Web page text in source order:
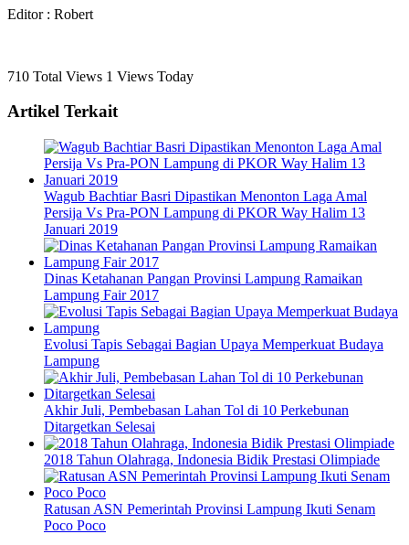
Editor : Robert
710 Total Views 1 Views Today
Artikel Terkait
Wagub Bachtiar Basri Dipastikan Menonton Laga Amal
Persija Vs Pra-PON Lampung di PKOR Way Halim 13
Januari 2019
Dinas Ketahanan Pangan Provinsi Lampung Ramaikan
Lampung Fair 2017
Evolusi Tapis Sebagai Bagian Upaya Memperkuat Budaya
Lampung
Akhir Juli, Pembebasan Lahan Tol di 10 Perkebunan
Ditargetkan Selesai
2018 Tahun Olahraga, Indonesia Bidik Prestasi Olimpiade
Ratusan ASN Pemerintah Provinsi Lampung Ikuti Senam
Poco Poco